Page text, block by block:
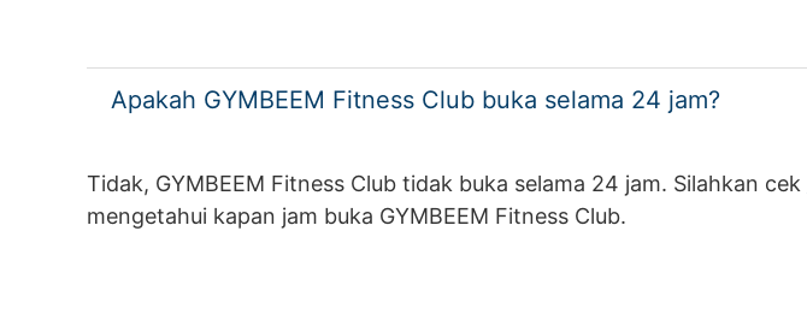
Apakah GYMBEEM Fitness Club buka selama 24 jam?
Tidak, GYMBEEM Fitness Club tidak buka selama 24 jam. Silahkan cek
mengetahui kapan jam buka GYMBEEM Fitness Club.